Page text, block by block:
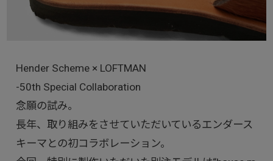
Hender Scheme × LOFTMAN
-50th Special Collaboration
念願の試み。
長年、取り組みをさせていただいているエンダース
キーマとの初コラボレーション。